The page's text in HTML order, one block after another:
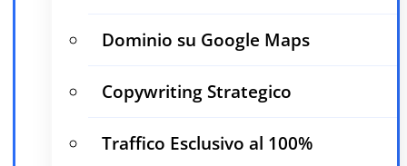
Dominio su Google Maps
Copywriting Strategico
Traffico Esclusivo al 100%